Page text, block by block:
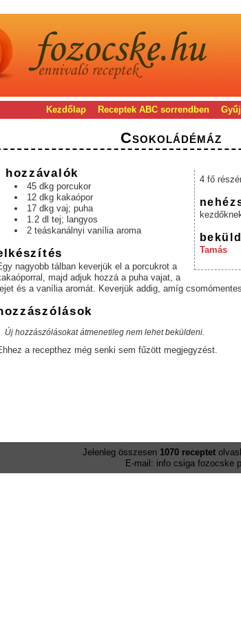
Kezdőlap Receptek ABC sorrendben
Csokoládémáz
4 fő
Tamás
hozzávalók
45 dkg porcukor
12 dkg kakaópor
17 dkg vaj; puha
1.2 dl tej; langyos
2 teáskanálnyi vanília aroma
nagyobb tálban keverjük el a porcukrot a
majd adjuk hozzá a puha vajat, a
és a vanília aromát. Keverjük addig, amíg
Új hozzászólásokat átmenetileg nem lehet beküldeni.
a recepthez még senki sem fűzött megjegyzést.
Jelenleg összesen 1070 receptet
E-mail: info csiga fozocske